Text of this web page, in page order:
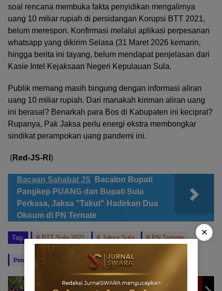
soal rencana membuka fakta penyidikan mengalirnya
uang 10 miliar rupiah di persidangan Korupsi BTT 2021,
belum merespon. Konfirmasi melalui aplikasi perpesanan
whatsapp yang dikirim Selasa (31 Maret 2026 kemarin,
hingga berita ini tayang, belum mendapat penjelasan dari
Kasie Intel Kejaksaan Negeri Kepulauan Sula.
Publik memang masih bingung dengan informasi aliran
uang 10 miliar rupiah. Dari manakah kiriman aliran uang
ini berasal? Benarkah para Bos di Kabupaten ini keciprat?
Rupanya, Pak Jaksa perlu energi ekstra membongkar
sindikat perampokan uang pandemi ini.
(Red-JS-RI )
Bacaan Sahabat JS
Bacalon Bupati
Pangkep PUANG dan Bupati Sula
Perkasa, Jaksa "Takut" Hadirkan Dua
Oknum di PN Ternate
Tag: BTT Sula 2021 Jaksa Sula PN Ternate
Penulis: Riswan Abas & Tim Editor: BABATOPA
Makin Kondusif Pasca Bentrok Dua Desa, Sultan
×